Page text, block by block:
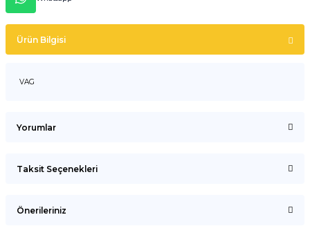
Ürün Bilgisi
VAG
Yorumlar
Taksit Seçenekleri
Önerileriniz